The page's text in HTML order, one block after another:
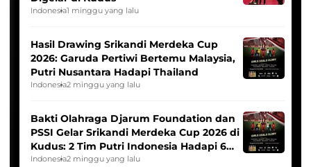
Indonesia1 minggu yang lalu
Hasil Drawing Srikandi Merdeka Cup
2026: Garuda Pertiwi Bertemu Malaysia,
Putri Nusantara Hadapi Thailand
Indonesia2 minggu yang lalu
Bakti Olahraga Djarum Foundation dan
PSSI Gelar Srikandi Merdeka Cup 2026 di
Kudus: 2 Tim Putri Indonesia Hadapi 6
Tim Asia
Indonesia2 minggu yang lalu